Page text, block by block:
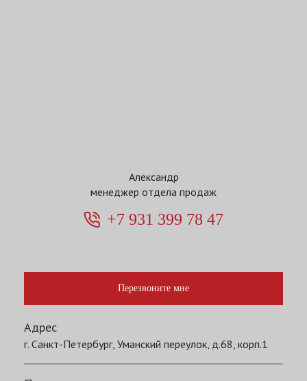
Александр
менеджер отдела продаж
+7 931 399 78 47
Перезвоните мне
Адрес
г. Санкт-Петербург, Уманский переулок, д.68, корп.1